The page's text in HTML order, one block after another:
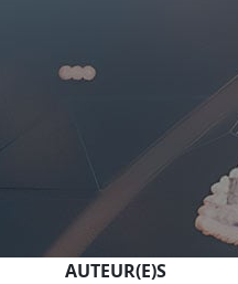
AUTEUR(E)S